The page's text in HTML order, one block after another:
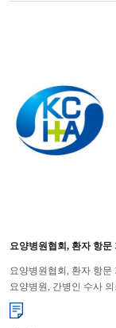
요양병원협회, 환자 항
요양병원협회, 환자 항
요양병원, 간병인 수사
것”대한요양병원협회는